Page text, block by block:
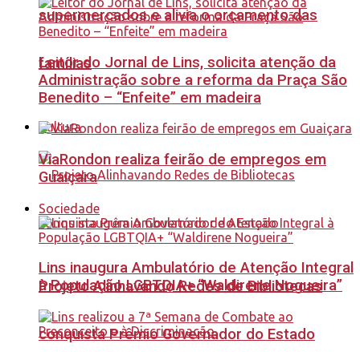
supermercados e alivia o orçamento das
famílias
Cultura
Projeto Alinhavando Redes de Bibliotecas
conquista Prêmio Governador do Estado
Leitor do Jornal de Lins, solicita atenção da
Administração sobre a reforma da Praça São
Benedito – “Enfeite” em madeira
ViaRondon realiza feirão de empregos em
Guaiçara
Sociedade
Lins inaugura Ambulatório de Atenção Integral
à População LGBTQIA+ “Waldirene Nogueira”